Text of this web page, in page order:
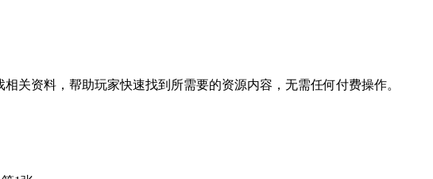
关资料，帮助玩家快速找到所需要的资源内容，无需任何付费操作。